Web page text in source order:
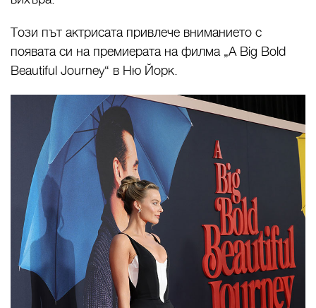
Този път актрисата привлече вниманието с
появата си на премиерата на филма „A Big Bold
Beautiful Journey“ в Ню Йорк.